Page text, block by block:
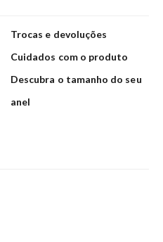
Trocas e devoluções
Cuidados com o produto
Descubra o tamanho do seu
anel